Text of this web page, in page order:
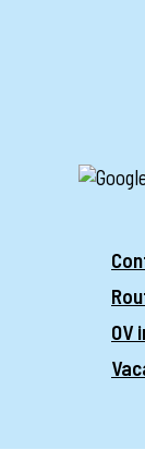
OV